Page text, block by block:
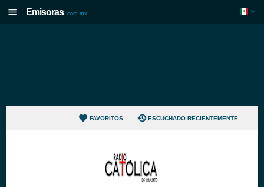
Emisoras .com.mx
FAVORITOS ESCUCHADO RECIENTEMENTE